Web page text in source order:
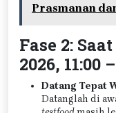
Prasmanan
Fase 2:
2026, 11:00
Datang Tepat
Datanglah di